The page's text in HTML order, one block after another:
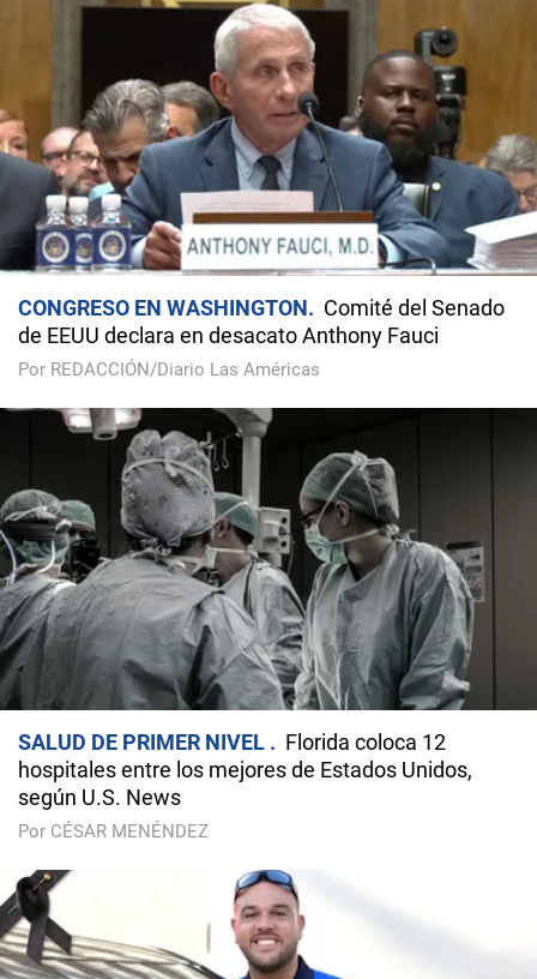
CONGRESO EN WASHINGTON
Comité del Senado
de EEUU declara en desacato Anthony Fauci
Por REDACCIÓN/Diario Las Américas
SALUD DE PRIMER NIVEL
Florida coloca 12
hospitales entre los mejores de Estados Unidos,
según U.S. News
Por CÉSAR MENÉNDEZ